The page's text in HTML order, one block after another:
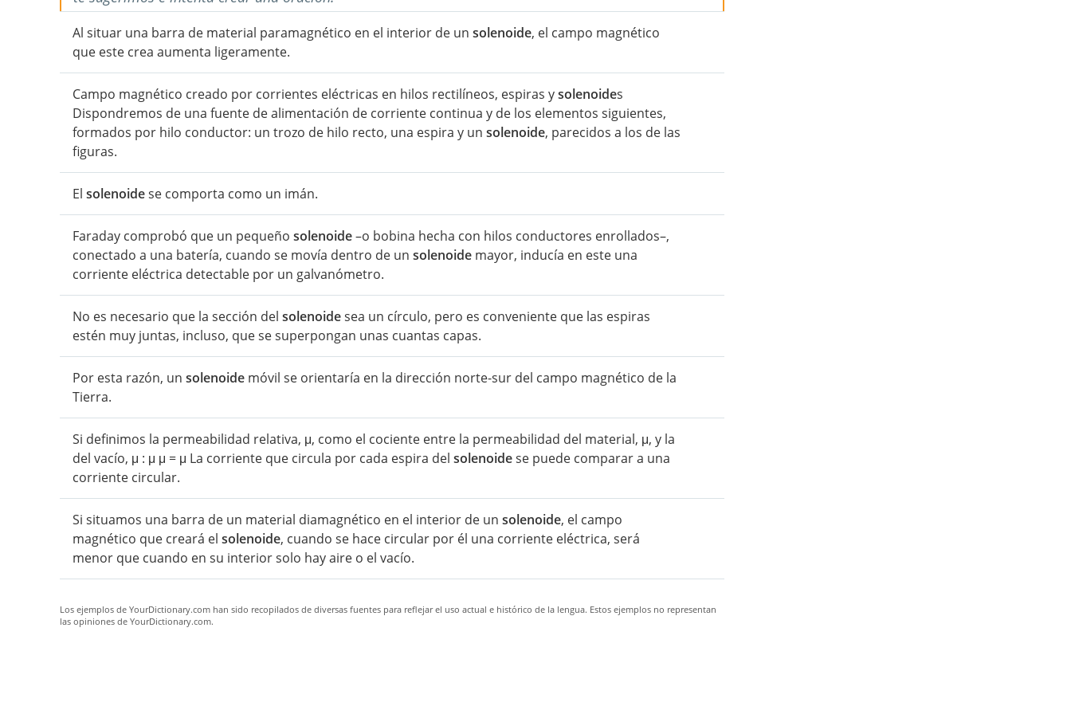
Al situar una barra de material paramagnético en el interior de un solenoide, el campo magnético
que este crea aumenta ligeramente.
Campo magnético creado por corrientes eléctricas en hilos rectilíneos, espiras ysolenoides
Dispondremos de una fuente de alimentación de corriente continua y de los elementos siguientes,
formados por hilo conductor: un trozo de hilo recto, una espira y un solenoide, parecidos a los de las
figuras.
El solenoidese comporta como un imán.
Faraday comprobó que un pequeño solenoide–o bobina hecha con hilos conductores enrollados–,
conectado a una batería, cuando se movía dentro de un solenoide mayor, inducía en este una
corriente eléctrica detectable por un galvanómetro.
No es necesario que la sección del solenoidesea un círculo, pero es conveniente que las espiras
estén muy juntas, incluso, que se superpongan unas cuantas capas.
Por esta razón, un solenoide móvil se orientaría en la dirección norte-sur del campo magnético de la
Tierra.
Si definimos la permeabilidad relativa, μ, como el cociente entre la permeabilidad del material, μ, y la
del vacío, μ : μ μ = μ La corriente que circula por cada espira del solenoidese puede comparar a una
corriente circular.
Si situamos una barra de un material diamagnético en el interior de un solenoide, el campo
magnético que creará el solenoide, cuando se hace circular por él una corriente eléctrica, será
menor que cuando en su interior solo hay aire o el vacío.
Los ejemplos de YourDictionary.com han sido recopilados de diversas fuentes para reflejar el uso actual e histórico de la lengua. Estos ejemplos no representan
las opiniones de YourDictionary.com.